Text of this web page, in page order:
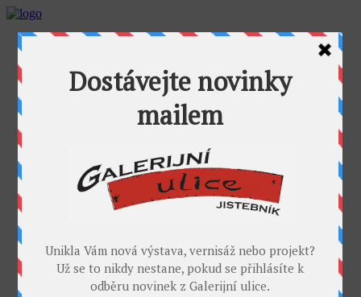
AKTUALITY
GALERIE U FOŤÁKA
Takoví jsme byli
I. sympozium výtvarníků v GU
II. sympozium výtvarníků
Galerijní rybník
V. sympozium výtvarníků v Jistebníku
DESET
KONTAKT